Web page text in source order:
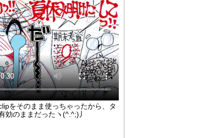
をそのまま使っちゃったから、タ
効のままだったヽ(^.^;)丿